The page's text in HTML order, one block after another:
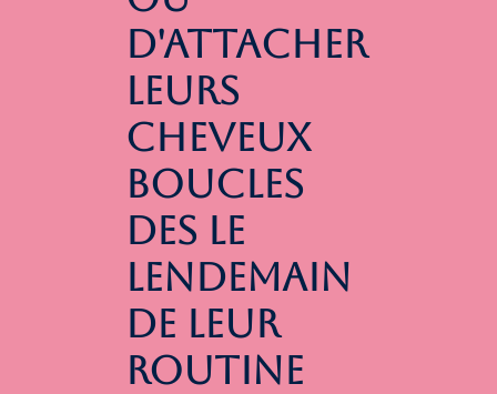
D'ATTACHER
LEURS
CHEVEUX
BOUCLES
DES LE
LENDEMAIN
DE LEUR
ROUTINE